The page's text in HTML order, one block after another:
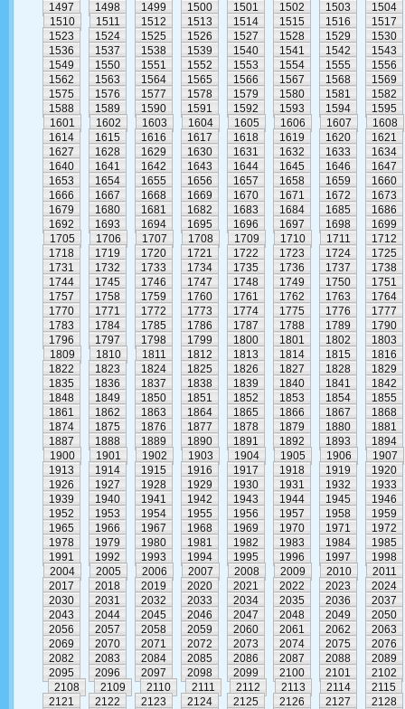
1497
1498 1499 1500 1501 1502 1503
1504
1510
1511 1512 1513 1514 1515 1516
1517
1523
1524 1525 1526 1527 1528 1529
1530
1536
1537 1538 1539 1540 1541 1542
1543
1549
1550 1551 1552 1553 1554 1555
1556
1562
1563 1564 1565 1566 1567 1568
1569
1575
1576 1577 1578 1579 1580 1581
1582
1588
1589 1590 1591 1592 1593 1594
1595
1601
1602 1603 1604 1605 1606 1607
1608
1614
1615 1616 1617 1618 1619 1620
1621
1627
1628 1629 1630 1631 1632 1633
1634
1640
1641 1642 1643 1644 1645 1646
1647
1653
1654 1655 1656 1657 1658 1659
1660
1666
1667 1668 1669 1670 1671 1672
1673
1679
1680 1681 1682 1683 1684 1685
1686
1692
1693 1694 1695 1696 1697 1698
1699
1705
1706 1707 1708 1709 1710 1711
1712
1718
1719 1720 1721 1722 1723 1724
1725
1731
1732 1733 1734 1735 1736 1737
1738
1744
1745 1746 1747 1748 1749 1750
1751
1757
1758 1759 1760 1761 1762 1763
1764
1770
1771 1772 1773 1774 1775 1776
1777
1783
1784 1785 1786 1787 1788 1789
1790
1796
1797 1798 1799 1800 1801 1802
1803
1809
1810 1811 1812 1813 1814 1815
1816
1822
1823 1824 1825 1826 1827 1828
1829
1835
1836 1837 1838 1839 1840 1841
1842
1848
1849 1850 1851 1852 1853 1854
1855
1861
1862 1863 1864 1865 1866 1867
1868
1874
1875 1876 1877 1878 1879 1880
1881
1887
1888 1889 1890 1891 1892 1893
1894
1900
1901 1902 1903 1904 1905 1906
1907
1913
1914 1915 1916 1917 1918 1919
1920
1926
1927 1928 1929 1930 1931 1932
1933
1939
1940 1941 1942 1943 1944 1945
1946
1952
1953 1954 1955 1956 1957 1958
1959
1965
1966 1967 1968 1969 1970 1971
1972
1978
1979 1980 1981 1982 1983 1984
1985
1991
1992 1993 1994 1995 1996 1997
1998
2004
2005 2006 2007 2008 2009 2010
2011
2017
2018 2019 2020 2021 2022 2023
2024
2030
2031 2032 2033 2034 2035 2036
2037
2043
2044 2045 2046 2047 2048 2049
2050
2056
2057 2058 2059 2060 2061 2062
2063
2069
2070 2071 2072 2073 2074 2075
2076
2082
2083 2084 2085 2086 2087 2088
2089
2095
2096 2097 2098 2099 2100 2101
2102
2108
2109 2110 2111 2112 2113 2114
2115
2121
2122 2123 2124 2125 2126 2127
2128